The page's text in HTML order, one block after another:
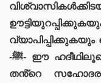
-ﷺ- ഈ ഹദീഥിലൂടെ പഠിപ്പിക്കുന്നത്. അതായത് ഒരാൾ
തൻ്റെ